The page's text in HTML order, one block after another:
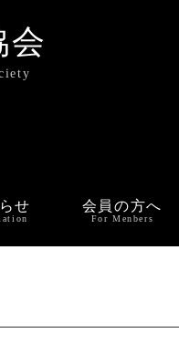
会
せ 会員の方へ
For Menbers